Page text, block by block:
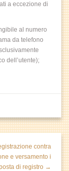
a eccezione di
al numero
da telefono
dell’utente);
contra
e versamento i
di registro →